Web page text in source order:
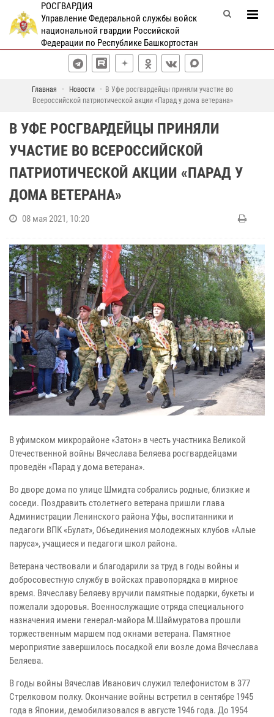
РОСГВАРДИЯ
Управление Федеральной службы войск
национальной гвардии Российской
Федерации по Республике Башкортостан
Главная Новости
В Уфе росгвардейцы приняли участие во
Всероссийской патриотической акции «Парад у дома ветерана»
В УФЕ РОСГВАРДЕЙЦЫ ПРИНЯЛИ
УЧАСТИЕ ВО ВСЕРОССИЙСКОЙ
ПАТРИОТИЧЕСКОЙ АКЦИИ «ПАРАД У
ДОМА ВЕТЕРАНА»
08 мая 2021, 10:20
В уфимском микрорайоне «Затон» в честь участника Великой
Отечественной войны Вячеслава Беляева росгвардейцами
проведён «Парад у дома ветерана».
Во дворе дома по улице Шмидта собрались родные, близкие и
соседи. Поздравить столетнего ветерана пришли глава
Администрации Ленинского района Уфы, воспитанники и
педагоги ВПК «Булат», Объединения молодежных клубов «Алые
паруса», учащиеся и педагоги школ района.
Ветерана чествовали и благодарили за труд в годы войны и
добросовестную службу в войсках правопорядка в мирное
время. Вячеславу Беляеву вручили памятные подарки, букеты и
пожелали здоровья. Военнослужащие отряда специального
назначения имени генерал-майора М.Шаймуратова прошли
торжественным маршем под окнами ветерана. Памятное
мероприятие завершилось посадкой ели возле дома Вячеслава
Беляева.
В годы войны Вячеслав Иванович служил телефонистом в 377
Стрелковом полку. Окончание войны встретил в сентябре 1945
года в Японии, демобилизовался в августе 1946 года. До 1954